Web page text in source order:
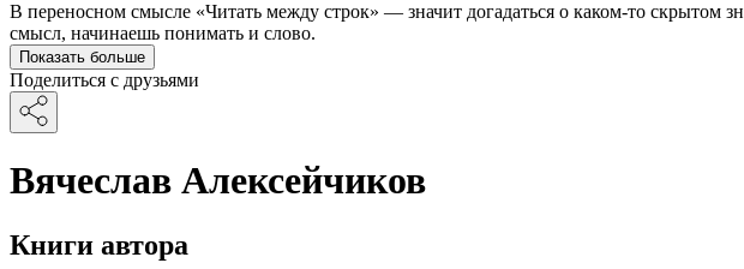
В переносном смысле «Читать между строк» — значит догадаться о каком-то скрытом
смысл, начинаешь понимать и слово.
Показать больше
Поделиться с друзьями
Вячеслав Алексейчиков
Книги автора